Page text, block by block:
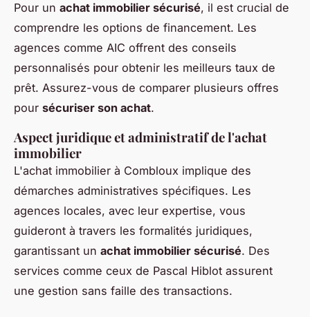
Pour un achat immobilier sécurisé, il est crucial de
comprendre les options de financement. Les
agences comme AIC offrent des conseils
personnalisés pour obtenir les meilleurs taux de
prêt. Assurez-vous de comparer plusieurs offres
pour sécuriser son achat.
Aspect juridique et administratif de l'achat
immobilier
L'achat immobilier à Combloux implique des
démarches administratives spécifiques. Les
agences locales, avec leur expertise, vous
guideront à travers les formalités juridiques,
garantissant un achat immobilier sécurisé. Des
services comme ceux de Pascal Hiblot assurent
une gestion sans faille des transactions.